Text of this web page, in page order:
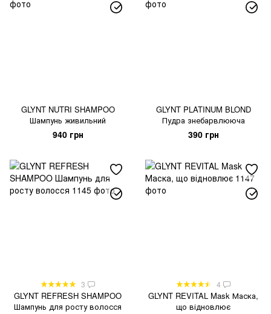
GLYNT NUTRI SHAMPOO
Шампунь живильний
940 грн
GLYNT PLATINUM BLOND
Пудра знебарвлююча
390 грн
3
GLYNT REFRESH SHAMPOO
Шампунь для росту волосся
4
GLYNT REVITAL Mask Маска,
що відновлює